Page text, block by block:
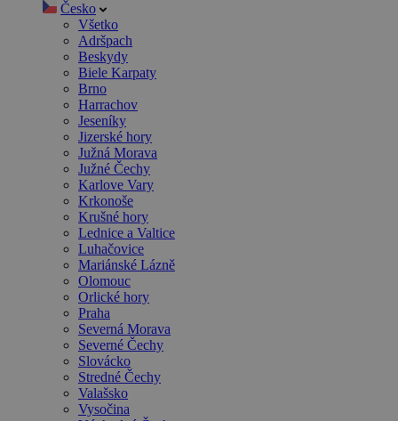
Česko
Všetko
Adršpach
Beskydy
Biele Karpaty
Brno
Harrachov
Jeseníky
Jizerské hory
Južná Morava
Južné Čechy
Karlove Vary
Krkonoše
Krušné hory
Lednice a Valtice
Luhačovice
Mariánské Lázně
Olomouc
Orlické hory
Praha
Severná Morava
Severné Čechy
Slovácko
Stredné Čechy
Valašsko
Vysočina